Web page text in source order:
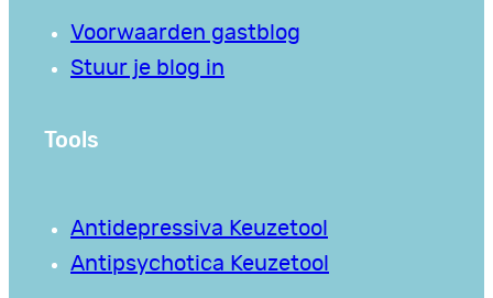
Voorwaarden gastblog
Stuur je blog in
Tools
Antidepressiva Keuzetool
Antipsychotica Keuzetool